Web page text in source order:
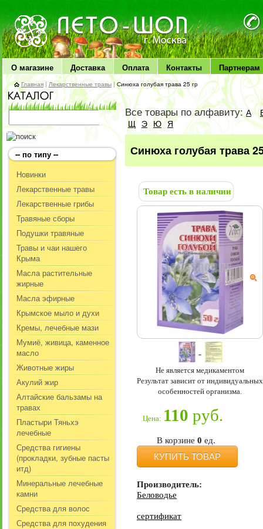
ЛЕТО чудо здоровья
О магазине Доставка Оплата Контакты Партнерам
Главная |Лекарственные травы |Синюха голубая трава 25 гр
-- по типу --
Новинки
Лекарственные травы
Лекарственные грибы
Травяные сборы
Подушки травяные
Травы и чаи нашего
Крыма
Масла растительные
жирные
Масла эфирные
Крымское мыло и духи
Кремы, лечебные мази
Мумиё, живица, каменное
масло
Животные жиры
Акулий жир
Алтайские бальзамы на
травах
Пластыри Тяньхэ
лечебные
Средства гигиены
(прокладки, зубные пасты
итд)
Минеральные лечебные
камни
Средства для волос
Средства для похудения
Все товары по алфавиту:А
Щ Э Ю Я
Синюха голубая трава
Товар есть в наличии
Не является медикаментом
Результат зависит от индивидуальных
особенностей организма.
Цена: 110 руб.
В корзине 0 ед.
КУПИТЬ ТОВАР
Производитель:
Беловодье
сертификат